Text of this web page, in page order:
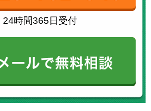
24時間365日受付